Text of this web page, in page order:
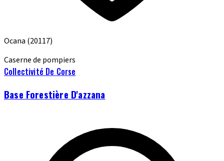
Ocana (20117)
Caserne de pompiers
Collectivité De Corse
Base Forestière D'azzana